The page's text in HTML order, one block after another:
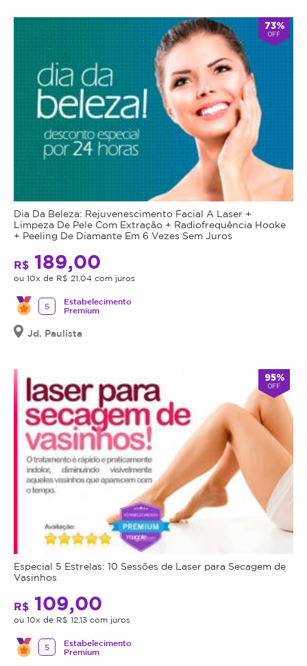
73%
OFF
Dia Da Beleza: Rejuvenescimento Facial A Laser +
Limpeza De Pele Com Extração + Radiofrequência Hooke
+ Peeling De Diamante Em 6 Vezes Sem Juros
R$ 189,00
ou 10x de R$ 21,04 com juros
5
Estabelecimento
Premium
Jd. Paulista
95%
OFF
Especial 5 Estrelas: 10 Sessões de Laser para Secagem de
Vasinhos
R$ 109,00
ou 10x de R$ 12,13 com juros
5
Estabelecimento
Premium